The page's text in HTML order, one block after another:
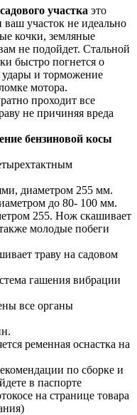
участка это
участок не идеально
кочки, земляные
не подойдет. Стальной
быстро погнется о
удары и торможение
мотора.
проходит все
не причиняя вреда
бензиновой косы
диаметром 255 мм.
до 80- 100 мм.
255. Нож скашивает
молодые побеги
траву на садовом
гашения вибрации
все органы
ременная оснастка на
по сборке и
в паспорте
на странице товара